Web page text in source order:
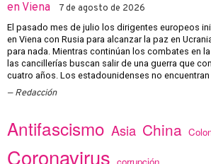
en Viena
7 de agosto de 2026
El pasado mes de julio los dirigentes europeos
en Viena con Rusia para alcanzar la paz en
para nada. Mientras continúan los combates en
las cancillerías buscan salir de una guerra que
cuatro años. Los estadounidenses no encuentran
Redacción
Antifascismo Asia China
Coronavirus